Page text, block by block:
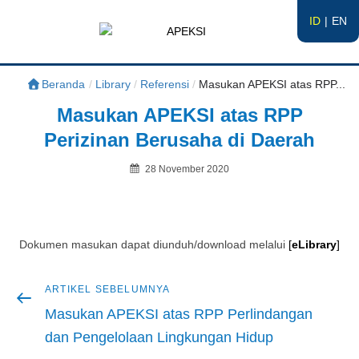
ID EN
APEKSI
#APEKSInergi
Beranda / Library / Referensi / Masukan APEKSI atas RPP...
Masukan APEKSI atas RPP
Perizinan Berusaha di Daerah
Posted
28 November 2020
Dokumen masukan dapat diunduh/download melalui [eLibrary]
Navigasi
pos
Artikel
sebelumnya
ARTIKEL SEBELUMNYA
Masukan APEKSI atas RPP Perlindangan
dan Pengelolaan Lingkungan Hidup